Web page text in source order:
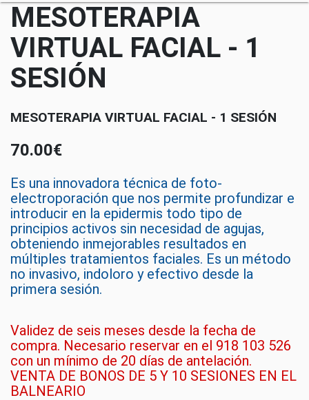
MESOTERAPIA
VIRTUAL FACIAL - 1
SESIÓN
MESOTERAPIA VIRTUAL FACIAL - 1 SESIÓN
70.00€
Es una innovadora técnica de foto-
electroporación que nos permite profundizar e
introducir en la epidermis todo tipo de
principios activos sin necesidad de agujas,
obteniendo inmejorables resultados en
múltiples tratamientos faciales. Es un método
no invasivo, indoloro y efectivo desde la
primera sesión.
Validez de seis meses desde la fecha de
compra. Necesario reservar en el 918 103 526
con un mínimo de 20 días de antelación.
VENTA DE BONOS DE 5 Y 10 SESIONES EN EL
BALNEARIO